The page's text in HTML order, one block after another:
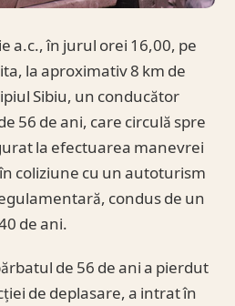
a.c., în jurul orei 16,00, pe
la aproximativ 8 km de
Sibiu, un conducător
56 de ani, care circulă spre
la efectuarea manevrei
coliziune cu un autoturism
condus de un
de ani.
de 56 de ani a pierdut
de deplasare, a intrat în